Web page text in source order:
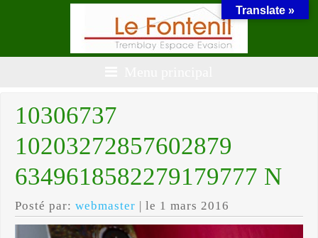
10306737
10203272857602879
6349618582279179777 N
Posté par: webmaster | le 1 mars 2016
Translate »